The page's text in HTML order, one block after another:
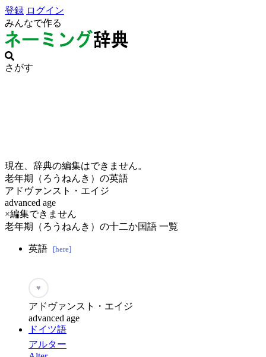
登録 ログイン
みんなで作る
さがす
現在、辞典の編集はできません。
老年期（ろうねんき）の英語
アドヴァンスト・エイジ
advanced age
×編集できません
老年期（ろうねんき）の十二か国語 一覧
英語 [here]
♥
アドヴァンスト・エイジ
advanced age
ドイツ語
アルター